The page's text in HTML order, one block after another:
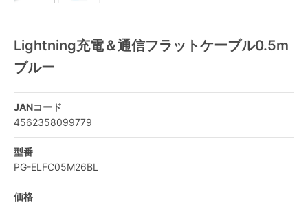
Lightning充電＆通信フラットケーブル0.5m
ブルー
JANコード
4562358099779
型番
PG-ELFC05M26BL
価格